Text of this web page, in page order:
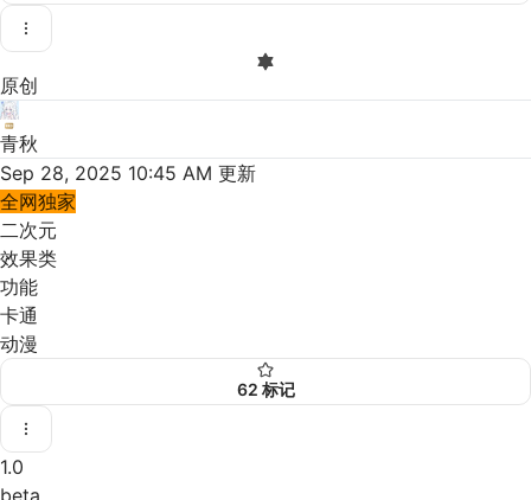
原创
青秋
Sep 28, 2025 10:45 AM 更新
全网独家
二次元
效果类
功能
卡通
动漫
62 标记
1.0
beta